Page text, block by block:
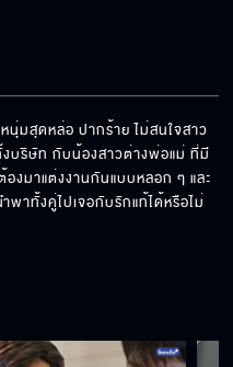
มสุดหล่อ ปากร้าย ไม่สนใจสาว
งบริษัท กับน้องสาวต่างพ่อแม่ ที่มี
องมาแต่งงานกันแบบหลอก ๆ และ
พาทั้งคู่ไปเจอกับรักแท้ได้หรือไม่